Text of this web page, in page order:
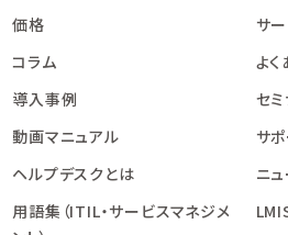
価格
コラム
サ
よ
導入事例
動画マニュアル
ヘルプデスクとは
用語集（ITIL・サービスマネジメ
セミ
サ
ニ